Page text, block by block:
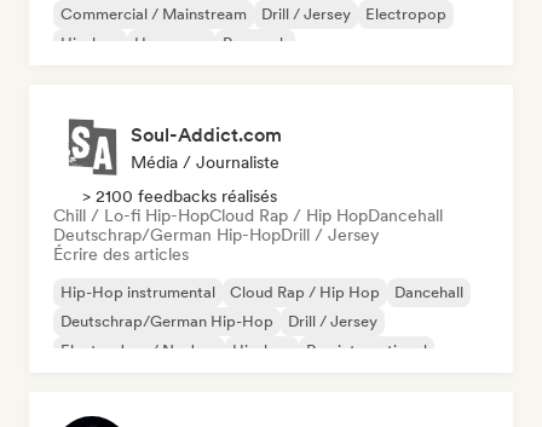
Commercial / Mainstream Drill / Jersey
Electropop
Hip-hop
Hyperpop Pop rock
Soul-Addict.com
Média / Journaliste
> 2100 feedbacks réalisés
Chill / Lo-fi Hip-HopCloud Rap / Hip HopDancehall
Deutschrap/German Hip-HopDrill / Jersey
Écrire des articles
Hip-Hop instrumental Cloud Rap / Hip Hop
Dancehall
Deutschrap/German Hip-Hop
Drill / Jersey
Electro Jazz / Nu Jazz
Hip-hop Rap international